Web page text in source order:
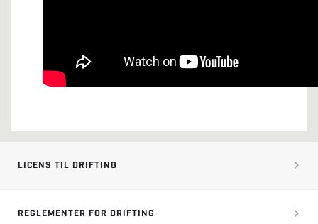
LICENS TIL DRIFTING
REGLEMENTER FOR DRIFTING